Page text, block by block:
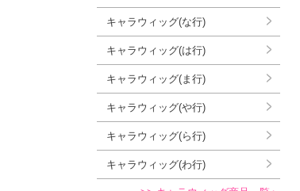
キャラウィッグ(な行)
キャラウィッグ(は行)
キャラウィッグ(ま行)
キャラウィッグ(や行)
キャラウィッグ(ら行)
キャラウィッグ(わ行)